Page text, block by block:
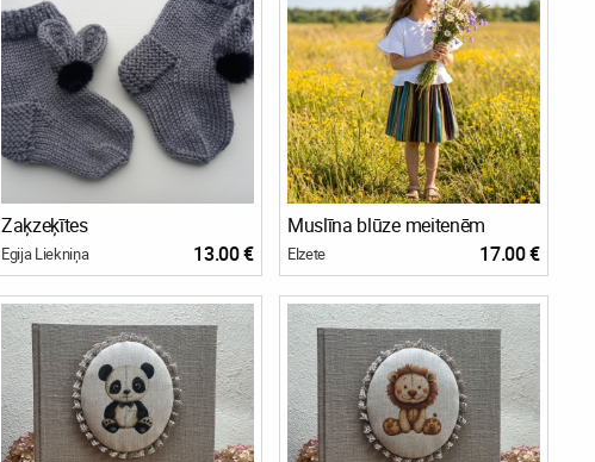
Zaķzeķītes
Egija Liekniņa 13.00 €
Muslīna blūze meitenēm
Elzete 17.00 €